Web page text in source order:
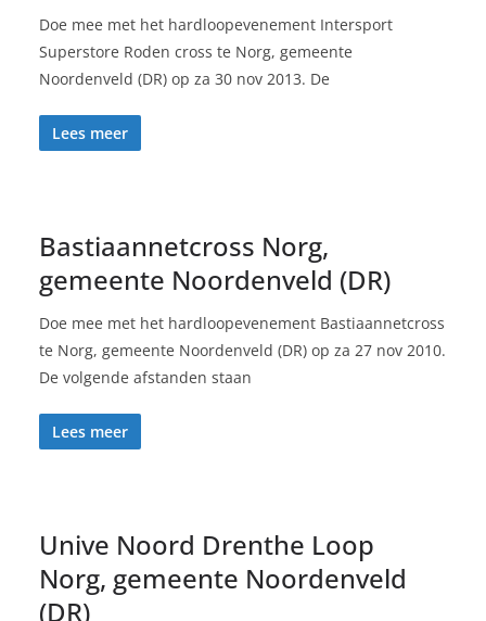
Doe mee met het hardloopevenement Intersport
Superstore Roden cross te Norg, gemeente
Noordenveld (DR) op za 30 nov 2013. De
Lees meer
Bastiaannetcross Norg,
gemeente Noordenveld (DR)
Doe mee met het hardloopevenement Bastiaannetcross
te Norg, gemeente Noordenveld (DR) op za 27 nov 2010.
De volgende afstanden staan
Lees meer
Unive Noord Drenthe Loop
Norg, gemeente Noordenveld
(DR)